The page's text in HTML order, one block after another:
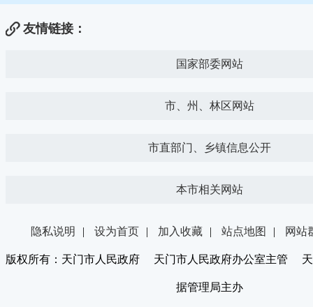
友情链接：
国家部委网站
市、州、林区网站
市直部门、乡镇信息公开
本市相关网站
隐私说明 | 设为首页 | 加入收藏 | 站点地图 | 网站
版权所有：天门市人民政府 天门市人民政府办公室主管 天
据管理局主办